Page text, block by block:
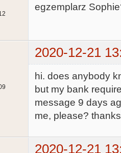
egzemplarz
2020-12-21
hi. does anybody
but my bank
message 9 days
me, please?
2020-12-21